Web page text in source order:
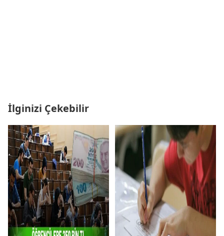
İlginizi Çekebilir